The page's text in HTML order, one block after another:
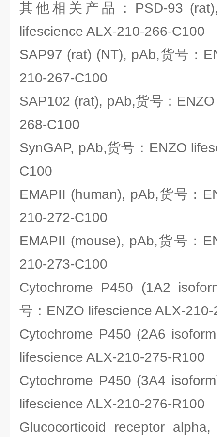
其他相关产品：PSD-93
lifescience ALX-210-266-C100
SAP97 (rat) (NT), pAb,货号：
210-267-C100
SAP102 (rat), pAb,货号：
268-C100
SynGAP, pAb,货号：ENZO
C100
EMAPII (human), pAb,货号：
210-272-C100
EMAPII (mouse), pAb,货号：
210-273-C100
Cytochrome P450 (1A2
号：ENZO lifescience ALX-
Cytochrome P450 (2A6
lifescience ALX-210-275-R100
Cytochrome P450 (3A4
lifescience ALX-210-276-R100
Glucocorticoid receptor